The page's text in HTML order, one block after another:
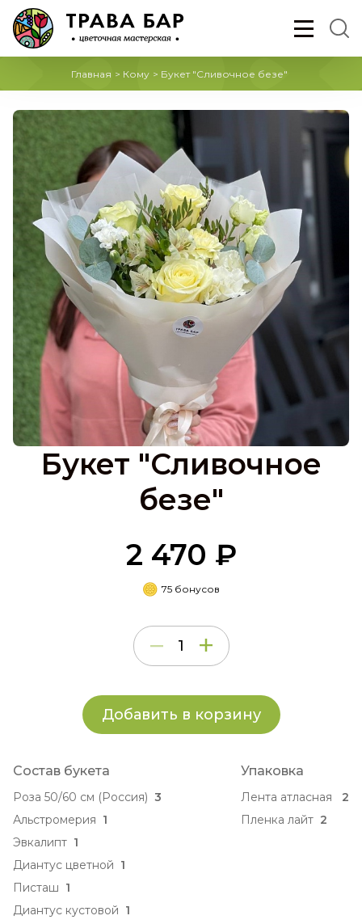
Главная > Кому > Букет "Сливочное безе"
Букет "Сливочное
безе"
2 470 ₽
75 бонусов
Добавить в корзину
Состав букета
Роза 50/60 см (Россия) 3
Альстромерия 1
Эвкалипт 1
Диантус цветной 1
Писташ 1
Диантус кустовой 1
Упаковка
Лента атласная
2
Пленка лайт 2